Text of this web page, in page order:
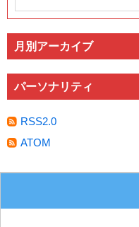
月別アーカイブ
パーソナリティ
RSS2.0
ATOM